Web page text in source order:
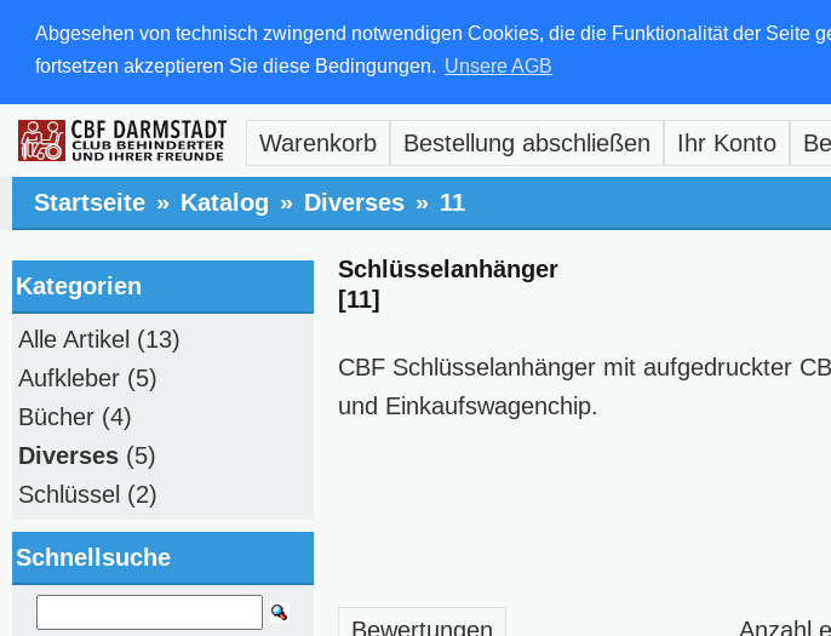
Abgesehen von technisch zwingend notwendigen Cookies, die die Funktionalität der Seite
fortsetzen akzeptieren Sie diese Bedingungen. Unsere AGB
Warenkorb Bestellung abschließen Ihr Konto
Startseite » Katalog » Diverses » 11
Schlüsselanhänger
[11]
CBF Schlüsselanhänger mit aufgedruckter
und Einkaufswagenchip.
Anzahl
Bewertungen
Kategorien
Alle Artikel (13)
Aufkleber (5)
Bücher (4)
Diverses (5)
Schlüssel (2)
Schnellsuche